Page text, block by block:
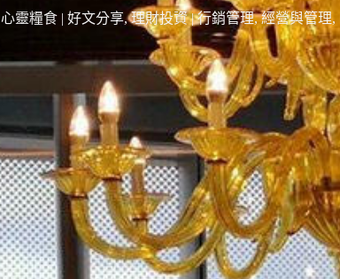
心靈糧食 | 好文分享,理財投資 | 行銷管理,經營與管理,